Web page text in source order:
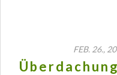
FEB. 26.,